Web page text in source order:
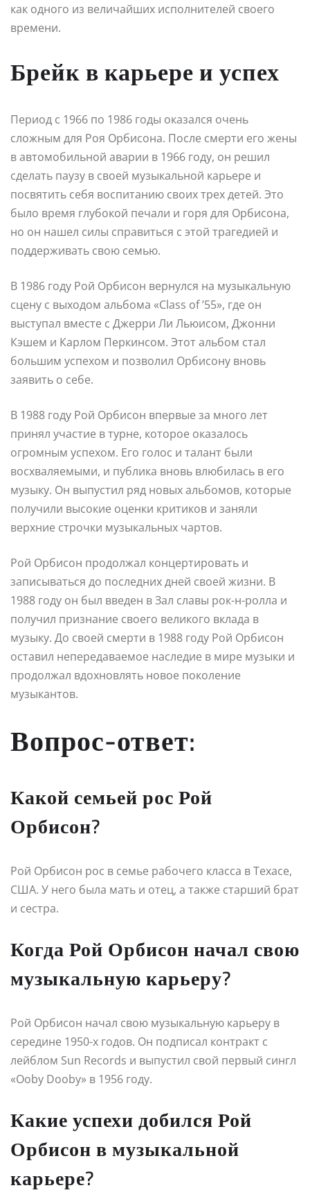
как одного из величайших исполнителей своего
времени.
Брейк в карьере и успех
Период с 1966 по 1986 годы оказался очень
сложным для Роя Орбисона. После смерти его жены
в автомобильной аварии в 1966 году, он решил
сделать паузу в своей музыкальной карьере и
посвятить себя воспитанию своих трех детей. Это
было время глубокой печали и горя для Орбисона,
но он нашел силы справиться с этой трагедией и
поддерживать свою семью.
В 1986 году Рой Орбисон вернулся на музыкальную
сцену с выходом альбома «Class of ’55», где он
выступал вместе с Джерри Ли Льюисом, Джонни
Кэшем и Карлом Перкинсом. Этот альбом стал
большим успехом и позволил Орбисону вновь
заявить о себе.
В 1988 году Рой Орбисон впервые за много лет
принял участие в турне, которое оказалось
огромным успехом. Его голос и талант были
восхваляемыми, и публика вновь влюбилась в его
музыку. Он выпустил ряд новых альбомов, которые
получили высокие оценки критиков и заняли
верхние строчки музыкальных чартов.
Рой Орбисон продолжал концертировать и
записываться до последних дней своей жизни. В
1988 году он был введен в Зал славы рок-н-ролла и
получил признание своего великого вклада в
музыку. До своей смерти в 1988 году Рой Орбисон
оставил непередаваемое наследие в мире музыки и
продолжал вдохновлять новое поколение
музыкантов.
Вопрос-ответ:
Какой семьей рос Рой
Орбисон?
Рой Орбисон рос в семье рабочего класса в Техасе,
США. У него была мать и отец, а также старший брат
и сестра.
Когда Рой Орбисон начал свою
музыкальную карьеру?
Рой Орбисон начал свою музыкальную карьеру в
середине 1950-х годов. Он подписал контракт с
лейблом Sun Records и выпустил свой первый сингл
«Ooby Dooby» в 1956 году.
Какие успехи добился Рой
Орбисон в музыкальной
карьере?